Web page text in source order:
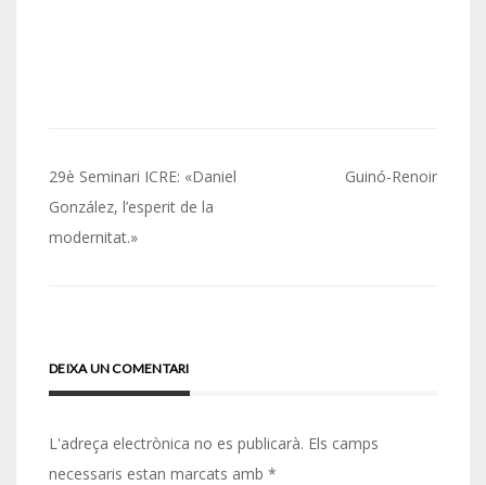
Navegació
d'entrades
29è Seminari ICRE: «Daniel
González, l’esperit de la
modernitat.»
Guinó-Renoir
DEIXA UN COMENTARI
L'adreça electrònica no es publicarà. Els camps
necessaris estan marcats amb *